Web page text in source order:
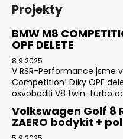
Projekty
BMW M8
OPF DELETE
8.9.2025
V RSR-Performance jsme
Competition! Díky OPF
osvobodili V8 twin-turbo
Volkswagen Golf 8
ZAERO bodykit +